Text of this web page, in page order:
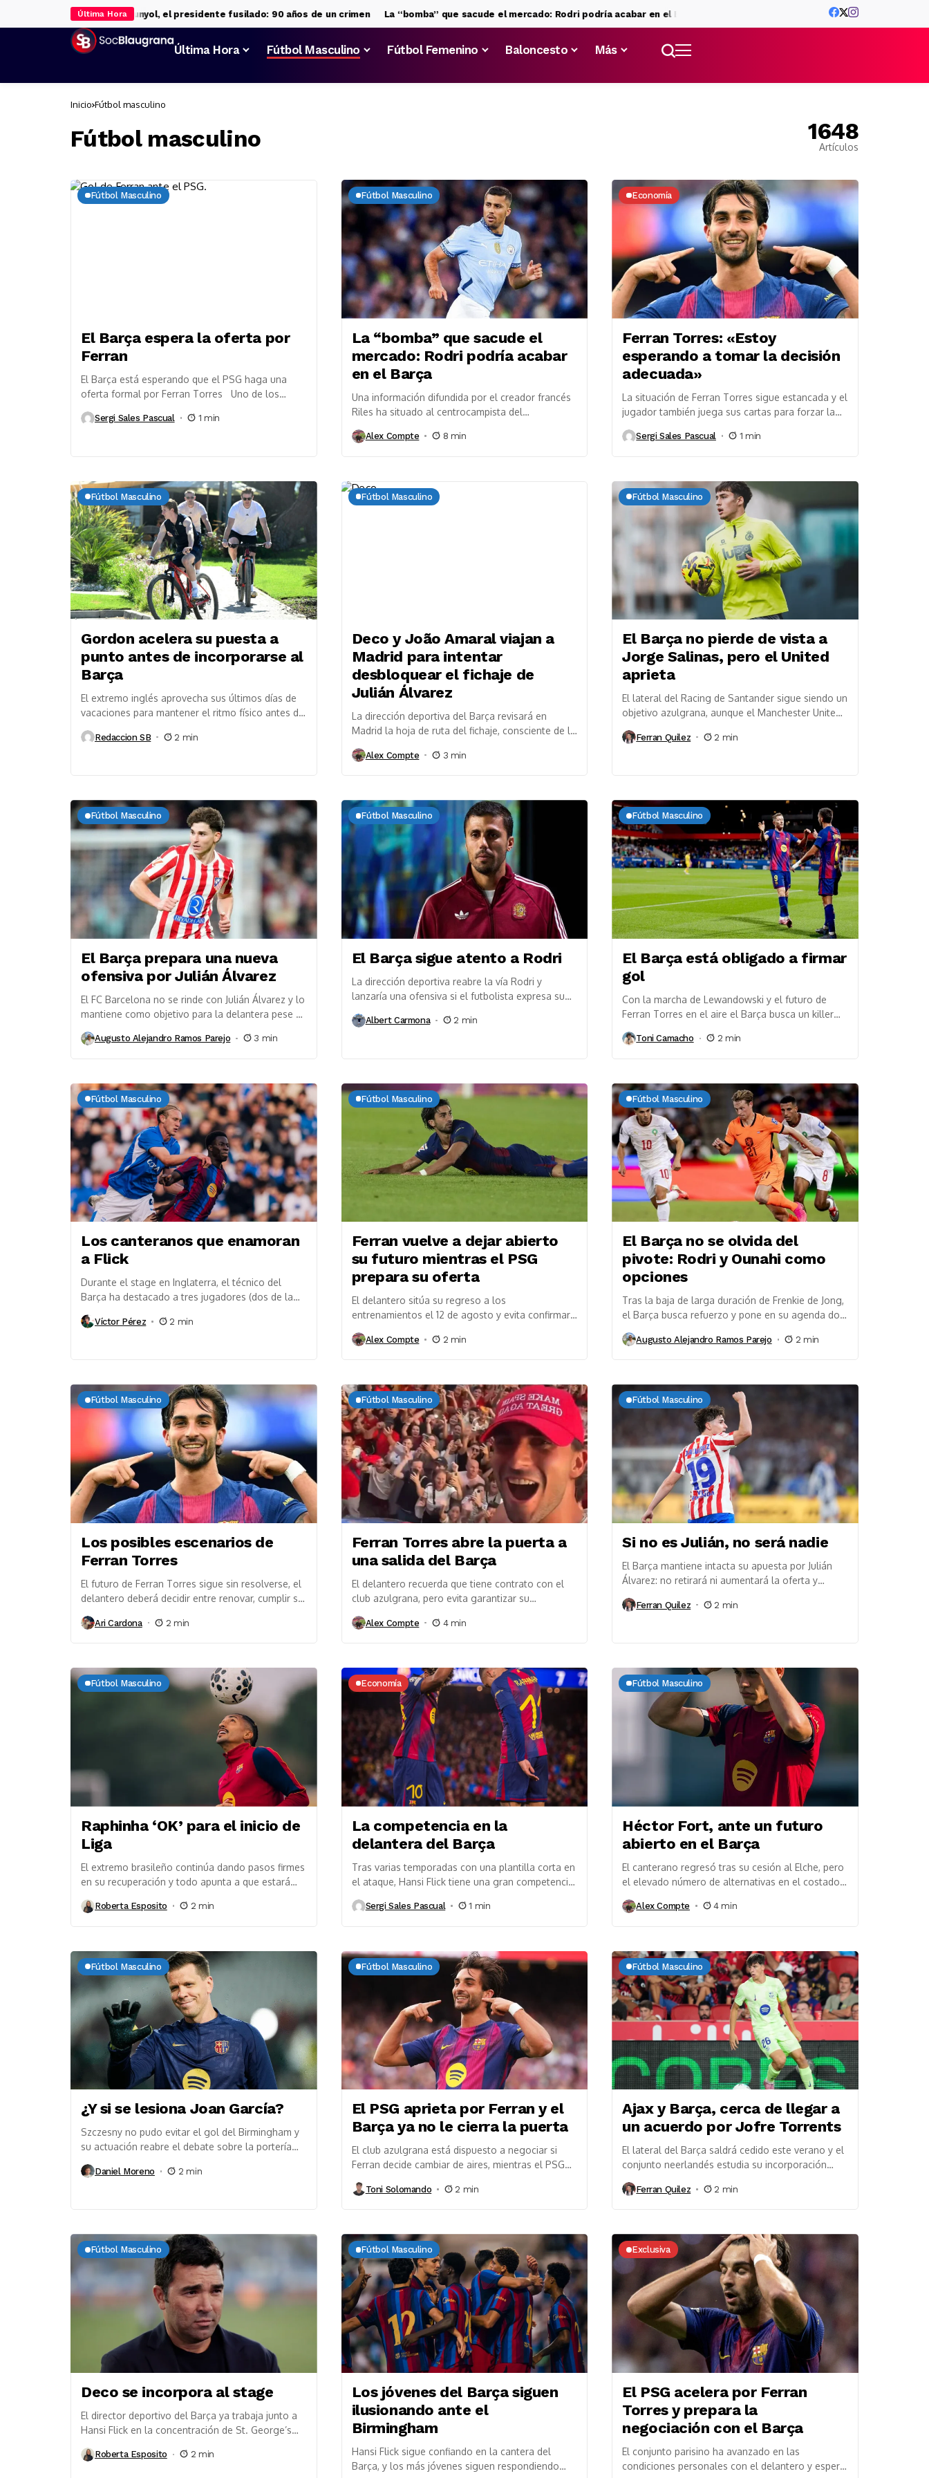
Última Hora
Josep Sunyol, el presidente fusilado: 90 años de un crimen La “bomba” que sacude el mercado: Rodri podría acabar en el Barça Sekulic, presentado: «Espero que superemos las
Última Hora Fútbol Masculino Fútbol Femenino Baloncesto Más
Inicio Fútbol masculino
Fútbol masculino 1648
Artículos
Fútbol Masculino
El Barça espera la oferta por
Ferran
El Barça está esperando que el PSG haga una
oferta formal por Ferran Torres Uno de los
Sergi Sales Pascual 1 min
Fútbol Masculino
La “bomba” que sacude el
mercado: Rodri podría acabar
en el Barça
Una información difundida por el creador francés
Riles ha situado al centrocampista del
del ruido...
Alex Compte 8 min
Economía
Ferran Torres: «Estoy
esperando a tomar la decisión
adecuada»
La situación de Ferran Torres sigue estancada y el
jugador también juega sus cartas para forzar la
Sergi Sales Pascual 1 min
Fútbol Masculino
Gordon acelera su puesta a
punto antes de incorporarse al
Barça
El extremo inglés aprovecha sus últimos días de
vacaciones para mantener el ritmo físico antes de
Redaccion SB 2 min
Fútbol Masculino
Deco y João Amaral viajan a
Madrid para intentar
desbloquear el fichaje de
Julián Álvarez
La dirección deportiva del Barça revisará en
Madrid la hoja de ruta del fichaje, consciente de la
Alex Compte 3 min
Fútbol Masculino
El Barça no pierde de vista a
Jorge Salinas, pero el United
aprieta
El lateral del Racing de Santander sigue siendo un
objetivo azulgrana, aunque el Manchester United
Ferran Quilez 2 min
Fútbol Masculino
El Barça prepara una nueva
ofensiva por Julián Álvarez
El FC Barcelona no se rinde con Julián Álvarez y lo
mantiene como objetivo para la delantera pese a
Augusto Alejandro Ramos Parejo 3 min
Fútbol Masculino
El Barça sigue atento a Rodri
La dirección deportiva reabre la vía Rodri y
lanzaría una ofensiva si el futbolista expresa su
Albert Carmona 2 min
Fútbol Masculino
El Barça está obligado a firmar
gol
Con la marcha de Lewandowski y el futuro de
Ferran Torres en el aire el Barça busca un killer
Toni Camacho 2 min
Fútbol Masculino
Los canteranos que enamoran
a Flick
Durante el stage en Inglaterra, el técnico del
Barça ha destacado a tres jugadores (dos de la
Masía) que han llamado su atención....
Víctor Pérez 2 min
Fútbol Masculino
Ferran vuelve a dejar abierto
su futuro mientras el PSG
prepara su oferta
El delantero sitúa su regreso a los
entrenamientos el 12 de agosto y evita confirmar
su continuidad. El club parisino presentará
próximamente una...
Alex Compte 2 min
Fútbol Masculino
El Barça no se olvida del
pivote: Rodri y Ounahi como
opciones
Tras la baja de larga duración de Frenkie de Jong,
el Barça busca refuerzo y pone en su agenda dos
nombres: Rodri y...
Augusto Alejandro Ramos Parejo 2 min
Fútbol Masculino
Los posibles escenarios de
Ferran Torres
El futuro de Ferran Torres sigue sin resolverse, el
delantero deberá decidir entre renovar, cumplir su
Ari Cardona 2 min
Fútbol Masculino
Ferran Torres abre la puerta a
una salida del Barça
El delantero recuerda que tiene contrato con el
club azulgrana, pero evita garantizar su
Alex Compte 4 min
Fútbol Masculino
Si no es Julián, no será nadie
El Barça mantiene intacta su apuesta por Julián
Álvarez: no retirará ni aumentará la oferta y
un...Ferran Quilez 2 min
Fútbol Masculino
Raphinha ‘OK’ para el inicio de
Liga
El extremo brasileño continúa dando pasos firmes
en su recuperación y todo apunta a que estará
Roberta Esposito 2 min
Economía
La competencia en la
delantera del Barça
Tras varias temporadas con una plantilla corta en
el ataque, Hansi Flick tiene una gran competencia
Sergi Sales Pascual 1 min
Fútbol Masculino
Héctor Fort, ante un futuro
abierto en el Barça
El canterano regresó tras su cesión al Elche, pero
el elevado número de alternativas en el costado
Alex Compte 4 min
Fútbol Masculino
¿Y si se lesiona Joan García?
Szczesny no pudo evitar el gol del Birmingham y
su actuación reabre el debate sobre la portería
Daniel Moreno 2 min
Fútbol Masculino
El PSG aprieta por Ferran y el
Barça ya no le cierra la puerta
El club azulgrana está dispuesto a negociar si
Ferran decide cambiar de aires, mientras el PSG
español...
Toni Solomando 2 min
Fútbol Masculino
Ajax y Barça, cerca de llegar a
un acuerdo por Jofre Torrents
El lateral del Barça saldrá cedido este verano y el
conjunto neerlandés estudia su incorporación
Ferran Quilez 2 min
Fútbol Masculino
Deco se incorpora al stage
El director deportivo del Barça ya trabaja junto a
Hansi Flick en la concentración de St. George’s
Roberta Esposito 2 min
Fútbol Masculino
Los jóvenes del Barça siguen
ilusionando ante el
Birmingham
Hansi Flick sigue confiando en la cantera del
Barça, y los más jóvenes siguen respondiendo
Exclusiva
El PSG acelera por Ferran
Torres y prepara la
negociación con el Barça
El conjunto parisino ha avanzado en las
condiciones personales con el delantero y espera